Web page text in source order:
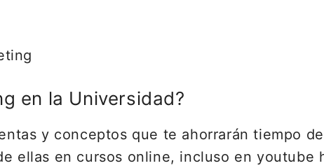
en la Universidad?
y conceptos que te ahorrarán tiempo
ellas en cursos online, incluso en youtube